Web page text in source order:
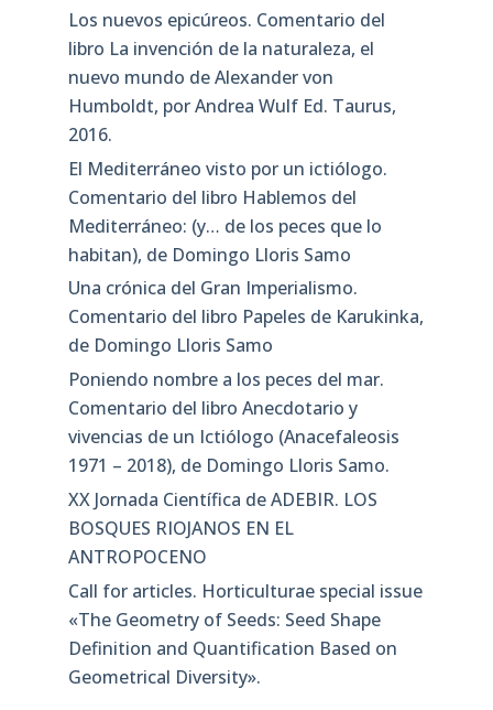
Los nuevos epicúreos. Comentario del
libro La invención de la naturaleza, el
nuevo mundo de Alexander von
Humboldt, por Andrea Wulf Ed. Taurus,
2016.
El Mediterráneo visto por un ictiólogo.
Comentario del libro Hablemos del
Mediterráneo: (y… de los peces que lo
habitan), de Domingo Lloris Samo
Una crónica del Gran Imperialismo.
Comentario del libro Papeles de Karukinka,
de Domingo Lloris Samo
Poniendo nombre a los peces del mar.
Comentario del libro Anecdotario y
vivencias de un Ictiólogo (Anacefaleosis
1971 – 2018), de Domingo Lloris Samo.
XX Jornada Científica de ADEBIR. LOS
BOSQUES RIOJANOS EN EL
ANTROPOCENO
Call for articles. Horticulturae special issue
«The Geometry of Seeds: Seed Shape
Definition and Quantification Based on
Geometrical Diversity»​.